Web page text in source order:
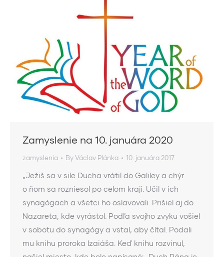
Zamyslenie na 10. januára 2020
zamyslenia ByVáclav Plánka 10. januára 2017
„Ježiš sa v sile Ducha vrátil do Galiley a chýr
o ňom sa rozniesol po celom kraji. Učil v ich
synagógach a všetci ho oslavovali. Prišiel aj do
Nazareta, kde vyrástol. Podľa svojho zvyku vošiel
v sobotu do synagógy a vstal, aby čítal. Podali
mu knihu proroka Izaiáša. Keď knihu rozvinul,